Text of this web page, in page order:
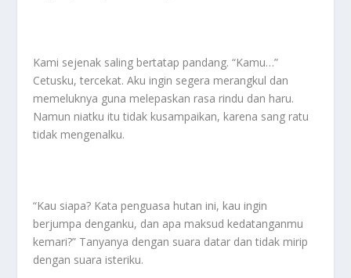
Kami sejenak saling bertatap pandang. “Kamu…”
Cetusku, tercekat. Aku ingin segera merangkul dan
memeluknya guna melepaskan rasa rindu dan haru.
Namun niatku itu tidak kusampaikan, karena sang ratu
tidak mengenalku.
“Kau siapa? Kata penguasa hutan ini, kau ingin
berjumpa denganku, dan apa maksud kedatanganmu
kemari?” Tanyanya dengan suara datar dan tidak mirip
dengan suara isteriku.